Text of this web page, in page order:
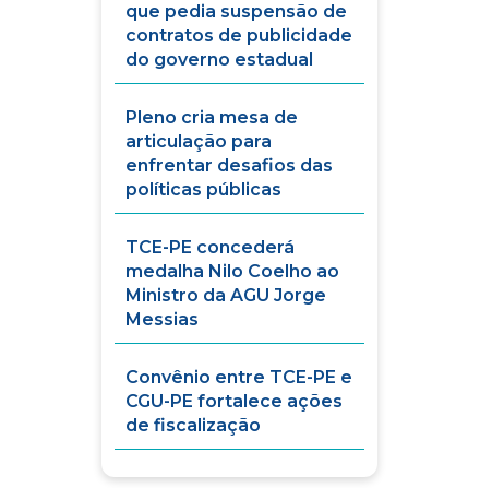
que pedia suspensão de
contratos de publicidade
do governo estadual
Pleno cria mesa de
articulação para
enfrentar desafios das
políticas públicas
TCE-PE concederá
medalha Nilo Coelho ao
Ministro da AGU Jorge
Messias
Convênio entre TCE-PE e
CGU-PE fortalece ações
de fiscalização